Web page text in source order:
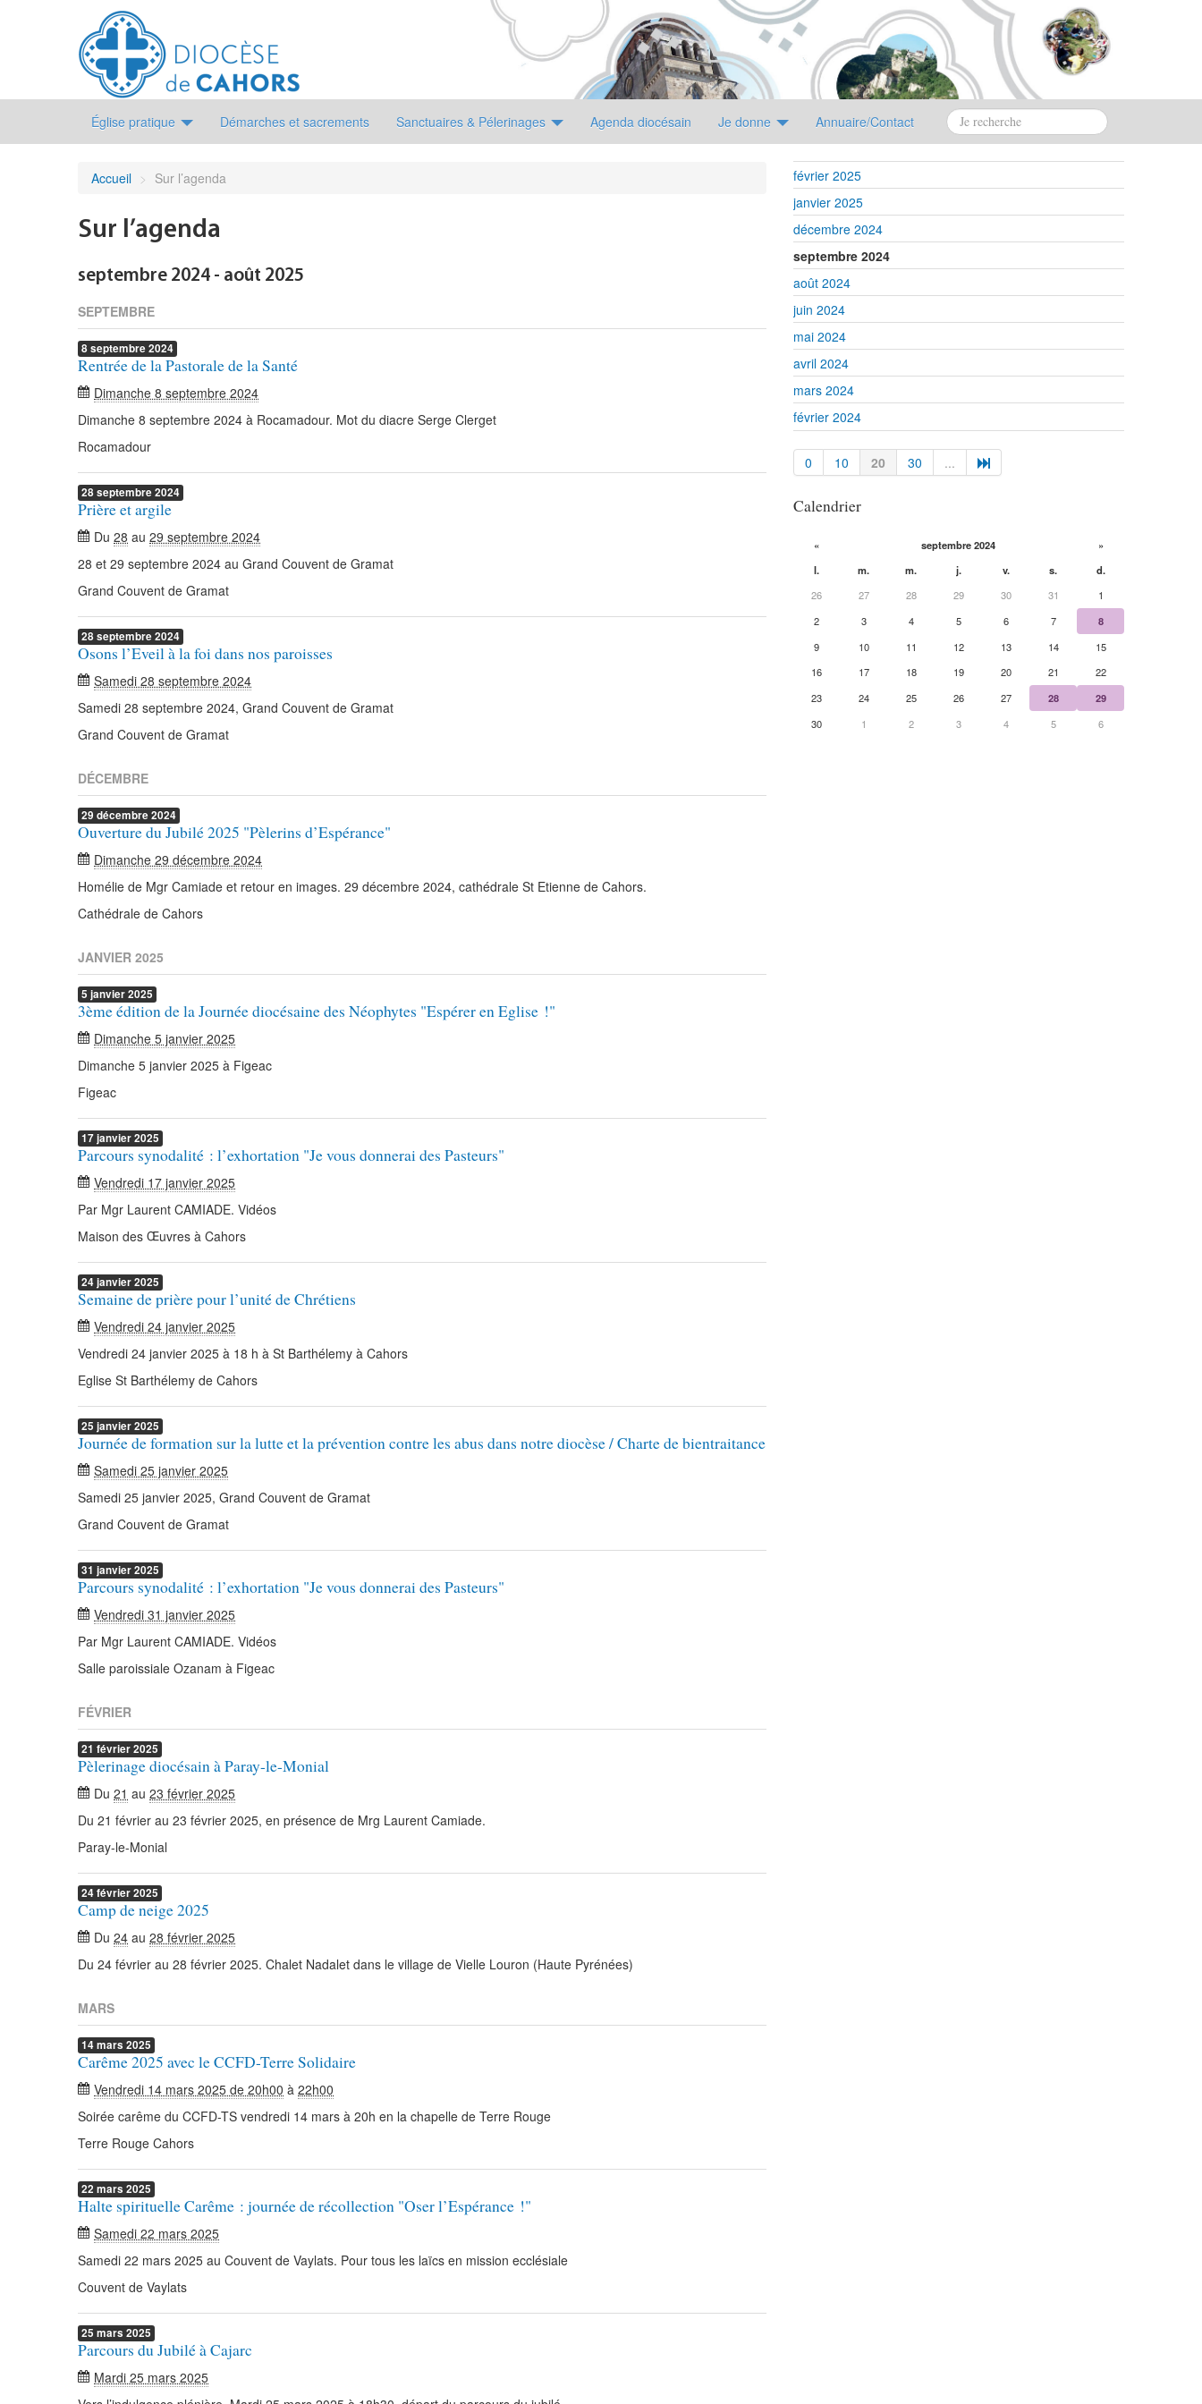
Église pratique Démarches et sacrements Sanctuaires & Pélerinages Agenda diocésain Je donne Annuaire/Contact
Accueil > Sur l’agenda
Sur l’agenda
septembre 2024 - août 2025
SEPTEMBRE
8septembre2024
Rentrée de la Pastorale de la Santé
Dimanche 8 septembre 2024
Dimanche 8 septembre 2024 à Rocamadour. Mot du diacre Serge Clerget
Rocamadour
28septembre2024
Prière et argile
Du 28 au 29 septembre 2024
28 et 29 septembre 2024 au Grand Couvent de Gramat
Grand Couvent de Gramat
28septembre2024
Osons l’Eveil à la foi dans nos paroisses
Samedi 28 septembre 2024
Samedi 28 septembre 2024, Grand Couvent de Gramat
Grand Couvent de Gramat
DÉCEMBRE
29 décembre2024
Ouverture du Jubilé 2025 "Pèlerins d’Espérance"
Dimanche 29 décembre 2024
Homélie de Mgr Camiade et retour en images. 29 décembre 2024, cathédrale St Etienne de Cahors.
Cathédrale de Cahors
JANVIER 2025
5 janvier2025
3ème édition de la Journée diocésaine des Néophytes "Espérer en Eglise !"
Dimanche 5 janvier 2025
Dimanche 5 janvier 2025 à Figeac
Figeac
17janvier2025
Parcours synodalité : l’exhortation "Je vous donnerai des Pasteurs"
Vendredi 17 janvier 2025
Par Mgr Laurent CAMIADE. Vidéos
Maison des Œuvres à Cahors
24janvier2025
Semaine de prière pour l’unité de Chrétiens
Vendredi 24 janvier 2025
Vendredi 24 janvier 2025 à 18 h à St Barthélemy à Cahors
Eglise St Barthélemy de Cahors
25 janvier2025
Journée de formation sur la lutte et la prévention contre les abus dans notre diocèse / Charte de bientraitance
Samedi 25 janvier 2025
Samedi 25 janvier 2025, Grand Couvent de Gramat
Grand Couvent de Gramat
31 janvier2025
Parcours synodalité : l’exhortation "Je vous donnerai des Pasteurs"
Vendredi 31 janvier 2025
Par Mgr Laurent CAMIADE. Vidéos
Salle paroissiale Ozanam à Figeac
FÉVRIER
21 février2025
Pèlerinage diocésain à Paray-le-Monial
Du 21 au 23 février 2025
Du 21 février au 23 février 2025, en présence de Mrg Laurent Camiade.
Paray-le-Monial
24février2025
Camp de neige 2025
Du 24 au 28 février 2025
Du 24 février au 28 février 2025. Chalet Nadalet dans le village de Vielle Louron (Haute Pyrénées)
MARS
14mars 2025
Carême 2025 avec le CCFD-Terre Solidaire
Vendredi 14 mars 2025 de 20h00 à 22h00
Soirée carême du CCFD-TS vendredi 14 mars à 20h en la chapelle de Terre Rouge
Terre Rouge Cahors
22 mars 2025
Halte spirituelle Carême : journée de récollection "Oser l’Espérance !"
Samedi 22 mars 2025
Samedi 22 mars 2025 au Couvent de Vaylats. Pour tous les laïcs en mission ecclésiale
Couvent de Vaylats
25 mars 2025
Parcours du Jubilé à Cajarc
Mardi 25 mars 2025
février 2025
janvier 2025
décembre 2024
septembre 2024
août 2024
juin 2024
mai 2024
avril 2024
mars 2024
février 2024
0 10 20 30 ...
Calendrier
« septembre 2024
»
l.
m. m. j. v. s.
d.
26
27 28 29 30 31
1
2
3 4 5 6 7
8
9
10 11 12 13 14
15
16
17 18 19 20 21
22
23
24 25 26 27 28
29
30
1 2 3 4 5 6